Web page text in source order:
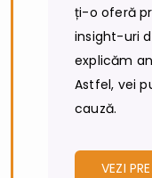
ți-o oferă
insight-uri
explicăm
Astfel, vei
cauză.
VEZI